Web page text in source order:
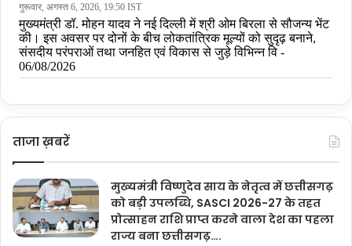
ताजा ख़बरें
मुख्यमंत्री विष्णुदेव साय के नेतृत्व में छत्तीसगढ़
को बड़ी उपलब्धि, SASCI 2026-27 के तहत
प्रोत्साहन राशि प्राप्त करने वाला देश का पहला
राज्य बना छत्तीसगढ़….